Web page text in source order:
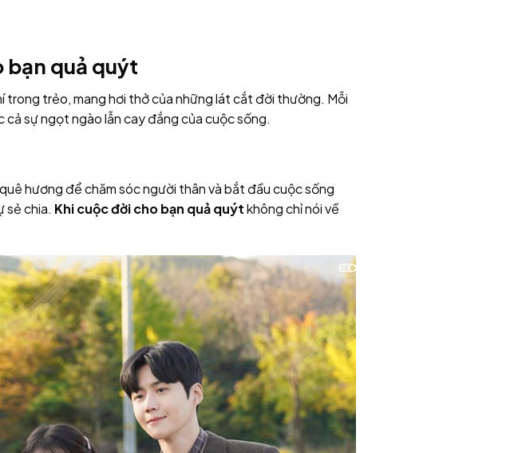
bạn quả quýt
trong trẻo, mang hơi thở của những lát cắt đời thường. Mỗi
sự ngọt ngào lẫn cay đắng của cuộc sống.
hương để chăm sóc người thân và bắt đầu cuộc sống
sẻ chia. Khi cuộc đời cho bạn quả quýtkhông chỉ nói về